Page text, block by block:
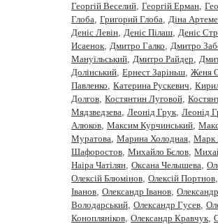
Георгій Веселий, Георгій Ерман,
Глоба, Григорий Глоба, Діна
Деніс Левін, Деніс Пілаш, Деніс
Исаенок, Дмитро Галко, Дмитро
Мануїльський, Дмитро Райдер,
Долінський, Ернест Заріньш, Женя
Павленко, Катерина Рускевич,
Долгов, Костянтин Луговой,
Мядзведзева, Леонiд Грук, Леонід
Алюков, Максим Курчинський,
Муратова, Марина Холодная, Марк
Шафоростов, Михайло Бєлов,
Наіра Чатілян, Оксана Челышева,
Олексій Блюмінов, Олексій Портнов,
Iванов, Олександр Іванов,
Володарський, Олександр Гусев,
Конопляніков, Олександр Кравчук,